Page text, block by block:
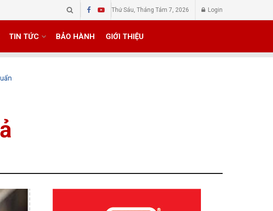
Thứ Sáu, Tháng Tám 7, 2026 Login
TIN TỨC BẢO HÀNH GIỚI THIỆU